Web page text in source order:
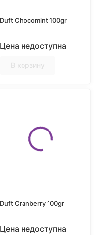
Duft Chocomint 100gr
Цена недоступна
В корзину
Duft Cranberry 100gr
Цена недоступна